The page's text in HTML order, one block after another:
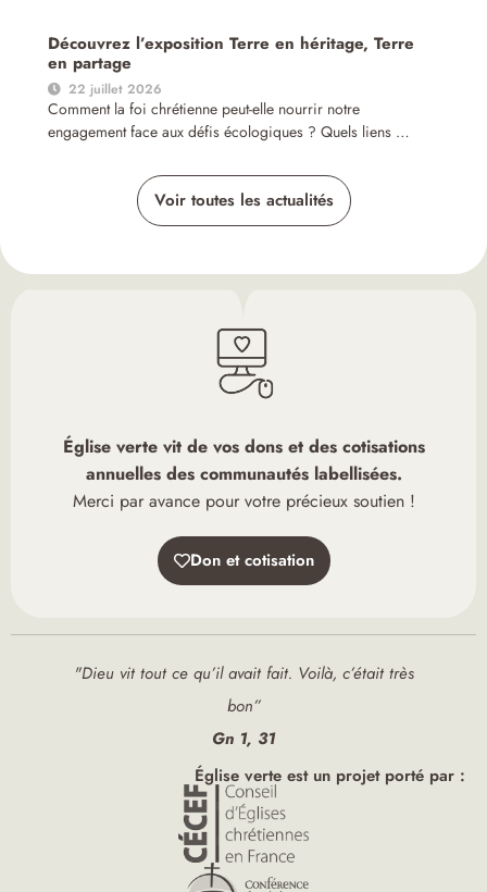
Découvrez l’exposition Terre en héritage, Terre
en partage
22 juillet 2026
Comment la foi chrétienne peut-elle nourrir notre
engagement face aux défis écologiques ? Quels liens …
Voir toutes les actualités
Église verte vit de vos dons et des cotisations
annuelles des communautés labellisées.
Merci par avance pour votre précieux soutien !
Don et cotisation
"Dieu vit tout ce qu’il avait fait. Voilà, c’était très
bon”
Gn 1, 31
Église verte est un projet porté par :